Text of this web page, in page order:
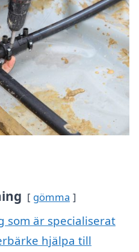
gömma
som är specialiserat
hjälpa till